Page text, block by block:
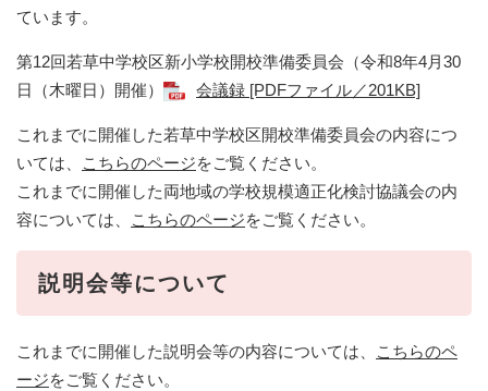
ています。
第12回若草中学校区新小学校開校準備委員会（令和8年4月30
日（木曜日）開催）
会議録 [PDFファイル／201KB]
これまでに開催した若草中学校区開校準備委員会の内容につ
いては、
こちらのページをご覧ください。
これまでに開催した両地域の学校規模適正化検討協議会の内
容については、
こちらのページをご覧ください。
説明会等について​
これまでに開催した説明会等の内容については、
こちらのペ
ージをご覧ください。